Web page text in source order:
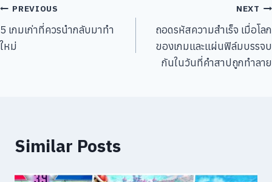
แนะแนว
เรื่อง
PREVIOUS
5 เกมเก่าที่ควรนำกลับมาทำ
ใหม่
NEXT
ถอดรหัสความสำเร็จ เมื่อโลก
ของเกมและแผ่นฟิล์มบรรจบ
กันในวันที่คำสาปถูกทำลาย
Similar Posts